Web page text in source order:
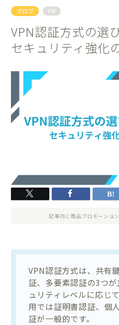
ブログ PR
VPN認証方式の選
セキュリティ強化
記事内に商品プロモーショ
VPN認証方式は、共有
証、多要素認証の3つ
ュリティレベルに応じ
用では証明書認証、個
証が一般的です。